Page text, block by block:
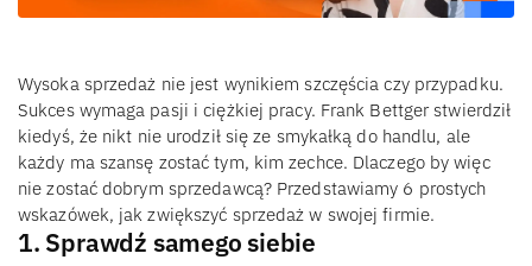
Wysoka sprzedaż nie jest wynikiem szczęścia czy przypadku.
Sukces wymaga pasji i ciężkiej pracy. Frank Bettger stwierdził
kiedyś, że nikt nie urodził się ze smykałką do handlu, ale
każdy ma szansę zostać tym, kim zechce. Dlaczego by więc
nie zostać dobrym sprzedawcą? Przedstawiamy 6 prostych
wskazówek, jak zwiększyć sprzedaż w swojej firmie.
1. Sprawdź samego siebie